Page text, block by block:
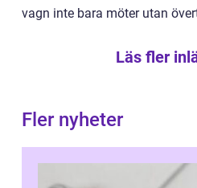
vagn inte bara möter utan
Läs fler
Fler nyheter